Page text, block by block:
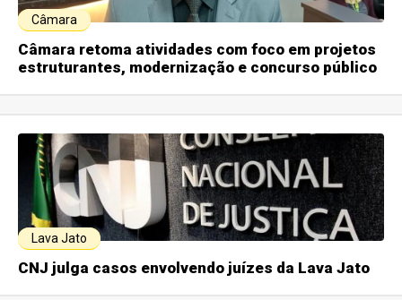
Câmara
Câmara retoma atividades com foco em projetos
estruturantes, modernização e concurso público
Lava Jato
CNJ julga casos envolvendo juízes da Lava Jato